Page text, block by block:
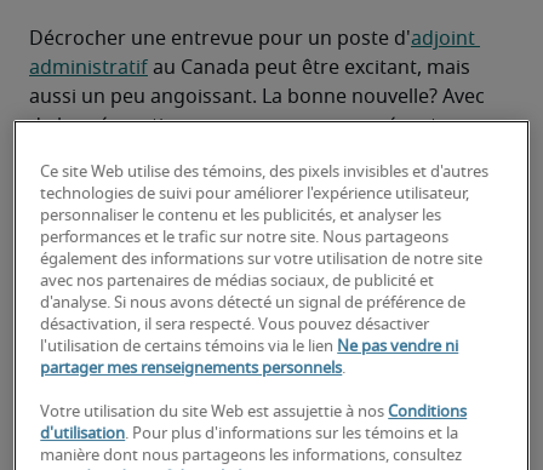
Décrocher une entrevue pour un poste d'adjoint
administratif au Canada peut être excitant, mais
aussi un peu angoissant. La bonne nouvelle? Avec
de la préparation, vous pouvez vous présenter en
à offrir.
Cet article couvre 30 questions d'entretien pour
adjoint administratif suggérées par les recruteurs
de Robert Half, ainsi que des conseils pour
élaborer des réponses qui se démarquent. Les
questions vont des plus courantes aux plus
surprenantes, y compris de nouvelles questions
en plus d'employeurs s'intéressent à ces outils en
2026.
Ce site Web utilise des témoins, des pixels invisibles et d'autres
technologies de suivi pour améliorer l'expérience utilisateur,
personnaliser le contenu et les publicités, et analyser les
performances et le trafic sur notre site. Nous partageons
également des informations sur votre utilisation de notre site
avec nos partenaires de médias sociaux, de publicité et
d'analyse. Si nous avons détecté un signal de préférence de
désactivation, il sera respecté. Vous pouvez désactiver
l'utilisation de certains témoins via le lien Ne pas vendre ni
partager mes renseignements personnels.
Votre utilisation du site Web est assujettie à nosConditions
d'utilisation . Pour plus d'informations sur les témoins et la
manière dont nous partageons les informations, consultez